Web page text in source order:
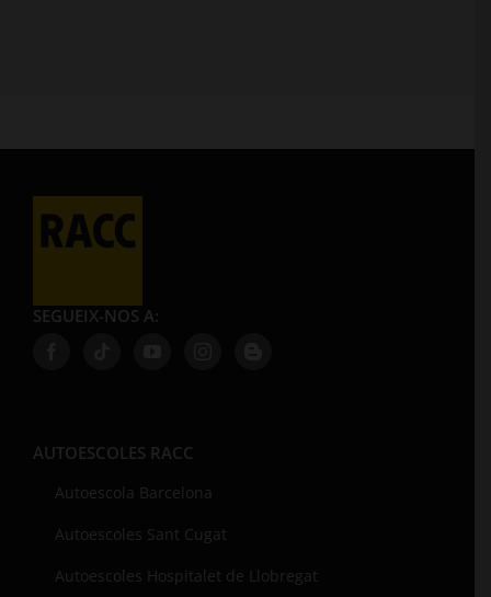
SEGUEIX-NOS A:
AUTOESCOLES RACC
Autoescola Barcelona
Autoescoles Sant Cugat
Autoescoles Hospitalet de Llobregat